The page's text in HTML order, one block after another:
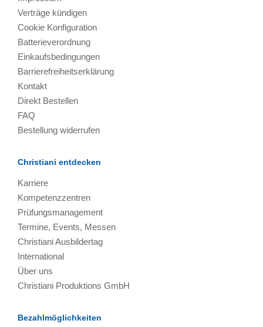
Verträge kündigen
Cookie Konfiguration
Batterieverordnung
Einkaufsbedingungen
Barrierefreiheitserklärung
Kontakt
Direkt Bestellen
FAQ
Bestellung widerrufen
Christiani entdecken
Karriere
Kompetenzzentren
Prüfungsmanagement
Termine, Events, Messen
Christiani Ausbildertag
International
Über uns
Christiani Produktions GmbH
Bezahlmöglichkeiten